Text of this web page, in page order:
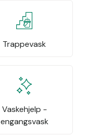
Trappevask
Vaskehjelp -
engangsvask